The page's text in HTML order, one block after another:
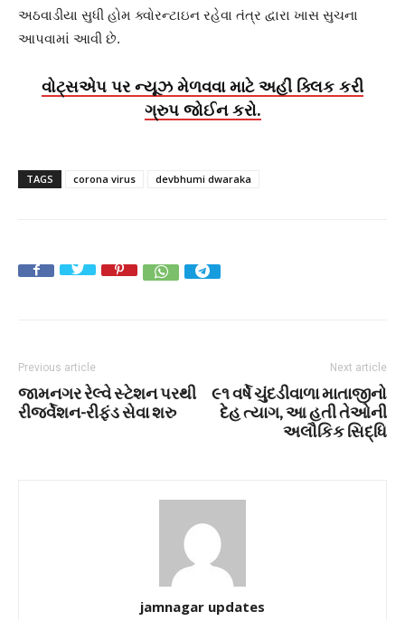
અઠવાડીયા સુધી હોમ ક્વોરન્ટાઇન રહેવા તંત્ર દ્વારા ખાસ સુચના
આપવામાં આવી છે.
વોટ્સએપ પર ન્યૂઝ મેળવવા માટે અહીં ક્લિક કરી
ગ્રુપ જોઈન કરો.
TAGS corona virus devbhumi dwaraka
Previous article
જામનગર રેલ્વે સ્ટેશન પરથી
રીજર્વેશન-રીફંડ સેવા શરુ
Next article
૯૧ વર્ષે ચુંદડીવાળા માતાજીનો
દેહ ત્યાગ, આ હતી તેઓની
અલૌકિક સિદ્ધિ
jamnagar updates